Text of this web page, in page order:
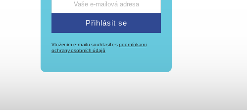
Přihlásit se
Vložením e-mailu souhlasíte spodmínkami
ochrany osobních údajů